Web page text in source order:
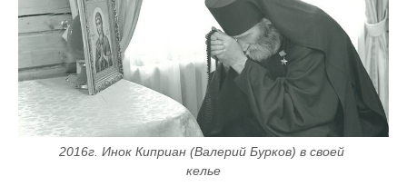
2016г. Инок Киприан (Валерий Бурков) в своей
келье